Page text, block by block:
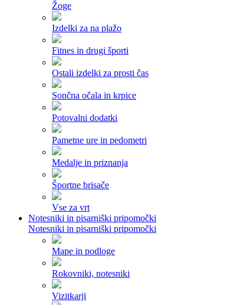
Žoge
Izdelki za na plažo
Fitnes in drugi športi
Ostali izdelki za prosti čas
Sončna očala in krpice
Potovalni dodatki
Pametne ure in pedometri
Medalje in priznanja
Športne brisače
Vse za vrt
Notesniki in pisarniški pripomočki
Notesniki in pisarniški pripomočki
Mape in podloge
Rokovniki, notesniki
Vizitkarji